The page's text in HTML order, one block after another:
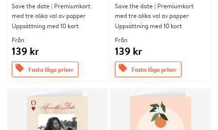
Save the date | Premiumkort
med tre olika val av papper
Uppsättning med 10 kort
Från
139 kr
offers Fasta låga priser
Save the date | Premiumkort
med tre olika val av papper
Uppsättning med 10 kort
Från
139 kr
offers Fasta låga priser